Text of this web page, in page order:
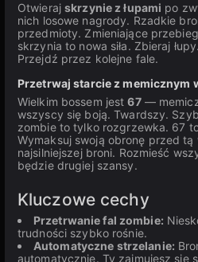
Otwierajskrzynie z łupami po
nich losowe nagrody. Rzadkie
przedmioty. Zmieniające
skrzynia to nowa siła. Zbieraj
Przejdź przez kolejne fale.
Przetrwaj starcie z memicznym
Wielkim bossem jest67—
wszyscy się boją. Twardszy.
zombie to tylko rozgrzewka. 67
Wymaksuj swoją obronę przed tą
najsilniejszej broni. Rozmieść
będzie drugiej szansy.
Kluczowe cechy
Przetrwanie fal zombie:
trudności szybko rośnie.
Automatyczne strzelanie:
automatycznie. Ty zajmujesz się